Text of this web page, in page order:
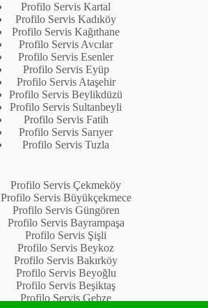
Profilo Servis Kartal
Profilo Servis Kadıköy
Profilo Servis Kağıthane
Profilo Servis Avcılar
Profilo Servis Esenler
Profilo Servis Eyüp
Profilo Servis Ataşehir
Profilo Servis Beylikdüzü
Profilo Servis Sultanbeyli
Profilo Servis Fatih
Profilo Servis Sarıyer
Profilo Servis Tuzla
Profilo Servis Çekmeköy
Profilo Servis Büyükçekmece
Profilo Servis Güngören
Profilo Servis Bayrampaşa
Profilo Servis Şişli
Profilo Servis Beykoz
Profilo Servis Bakırköy
Profilo Servis Beyoğlu
Profilo Servis Beşiktaş
Profilo Servis Gebze